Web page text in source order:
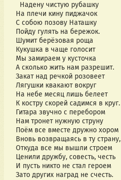
Надену чистую рубашку
На плечи кину пиджачок
С собою позову Наташку
Пойду гулять на бережок.
Шумит берёзовая роща
Кукушка в чаще голосит
Мы замираем у кусточка
А сколько жить нам разрешит.
Закат над речкой розовеет
Лягушки квакают вокруг
На небе месяц лишь белеет
К костру скорей садимся в круг.
Гитара звучно с перебором
Нам тронет нужную струну
Поём все вместе дружно хором
Вновь возвращаясь в ту страну,
Откуда все мы вышли строем
Ценили дружбу, совесть, честь
И пусть никто не стал героем
Зато других наград не счесть.